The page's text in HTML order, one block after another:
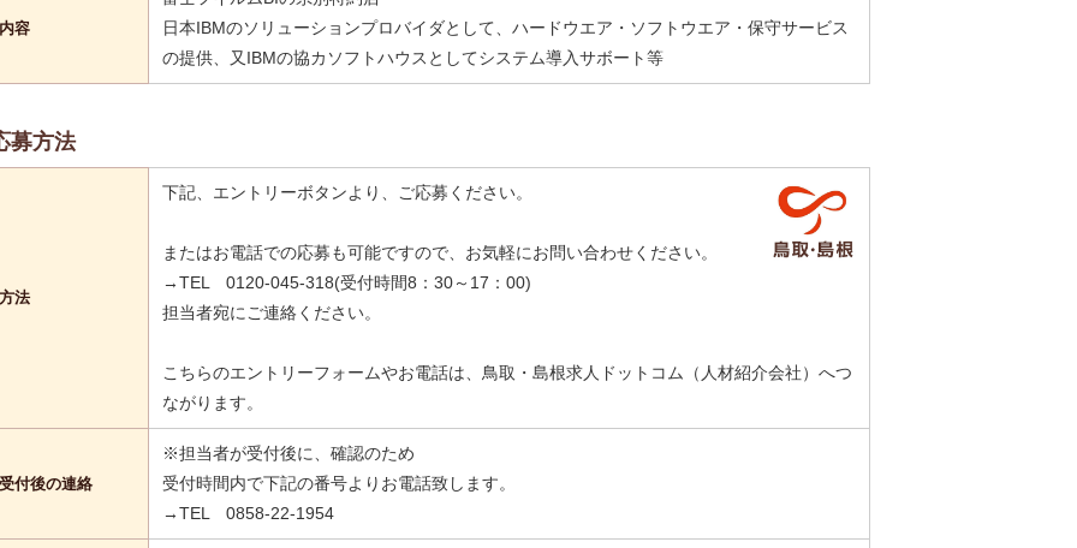
容
日本IBMのソリューションプロバイダとして、ハードウエア・ソフトウエア・保守サービス
の提供、又IBMの協カソフトハウスとしてシステム導入サボート等
募方法
法
下記、エントリーボタンより、ご応募ください。
またはお電話での応募も可能ですので、お気軽にお問い合わせください。
→TEL 0120-045-318(受付時間8：30～17：00)
担当者宛にご連絡ください。
こちらのエントリーフォームやお電話は、鳥取・島根求人ドットコム（人材紹介会社）へつ
ながります。
付後の連絡
※担当者が受付後に、確認のため
受付時間内で下記の番号よりお電話致します。
→TEL 0858-22-1954